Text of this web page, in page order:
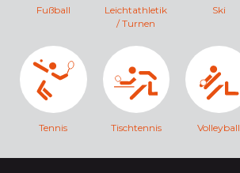
Fußball
Leichtathletik
/ Turnen
Ski
Tennis Tischtennis Volleyball